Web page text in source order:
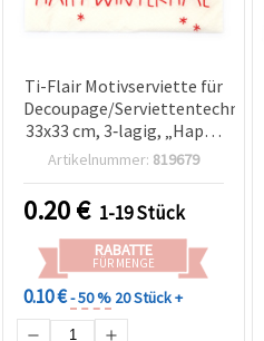
Ti-Flair Motivserviette für
Decoupage/Serviettentechnik,
33x33 cm, 3‑lagig, „Happy
Wintertime“ Rot – 1 Stück
Artikelnummer: 819679
0.20€ 1-19 Stück
RABATTE
FÜR MENGE
0.10 €- 50 % 20 Stück +